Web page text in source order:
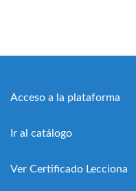
Acceso a la plataforma
Ir al catálogo
Ver Certificado Lecciona